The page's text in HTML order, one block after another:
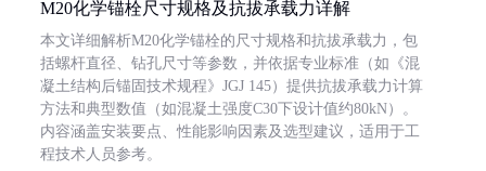
M20化学锚栓尺寸规格及抗拔承载力详解
本文详细解析M20化学锚栓的尺寸规格和抗拔承载力，包
括螺杆直径、钻孔尺寸等参数，并依据专业标准（如《混
凝土结构后锚固技术规程》JGJ 145）提供抗拔承载力计算
方法和典型数值（如混凝土强度C30下设计值约80kN）。
内容涵盖安装要点、性能影响因素及选型建议，适用于工
程技术人员参考。